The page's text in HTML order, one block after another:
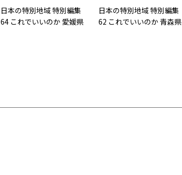
日本の特別地域 特別編集
64 これでいいのか 愛媛県
日本の特別地域 特別編集
62 これでいいのか 青森県